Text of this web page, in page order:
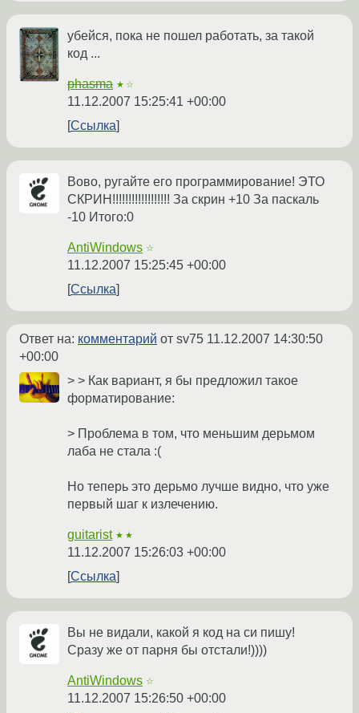
убейся, пока не пошел работать, за такой
код ...
phasma ★☆
11.12.2007 15:25:41 +00:00
Ссылка
Вово, ругайте его программирование! ЭТО
СКРИН!!!!!!!!!!!!!!!!!! За скрин +10 За паскаль
-10 Итого:0
AntiWindows ☆
11.12.2007 15:25:45 +00:00
Ссылка
Ответ на: комментарий от sv75 11.12.2007 14:30:50
+00:00
> > Как вариант, я бы предложил такое
форматирование:
> Проблема в том, что меньшим дерьмом
лаба не стала :(
Но теперь это дерьмо лучше видно, что уже
первый шаг к излечению.
guitarist ★★
11.12.2007 15:26:03 +00:00
Ссылка
Вы не видали, какой я код на си пишу!
Сразу же от парня бы отстали!))))
AntiWindows ☆
11.12.2007 15:26:50 +00:00